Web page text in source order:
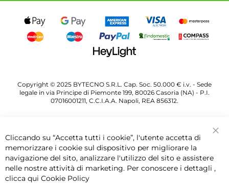
Copyright © 2025 BYTECNO S.R.L. Cap. Soc. 50.000 € i.v. - Sede
legale in via Principe di Piemonte 199, 80026 Casoria (NA) - P.I.
07016001211, C.C.I.A.A. Napoli, REA 856312.
Cliccando su “Accetta tutti i cookie”, l'utente accetta di
memorizzare i cookie sul dispositivo per migliorare la
navigazione del sito, analizzare l'utilizzo del sito e assistere
nelle nostre attività di marketing. Per conoscere i dettagli ,
clicca qui Cookie Policy